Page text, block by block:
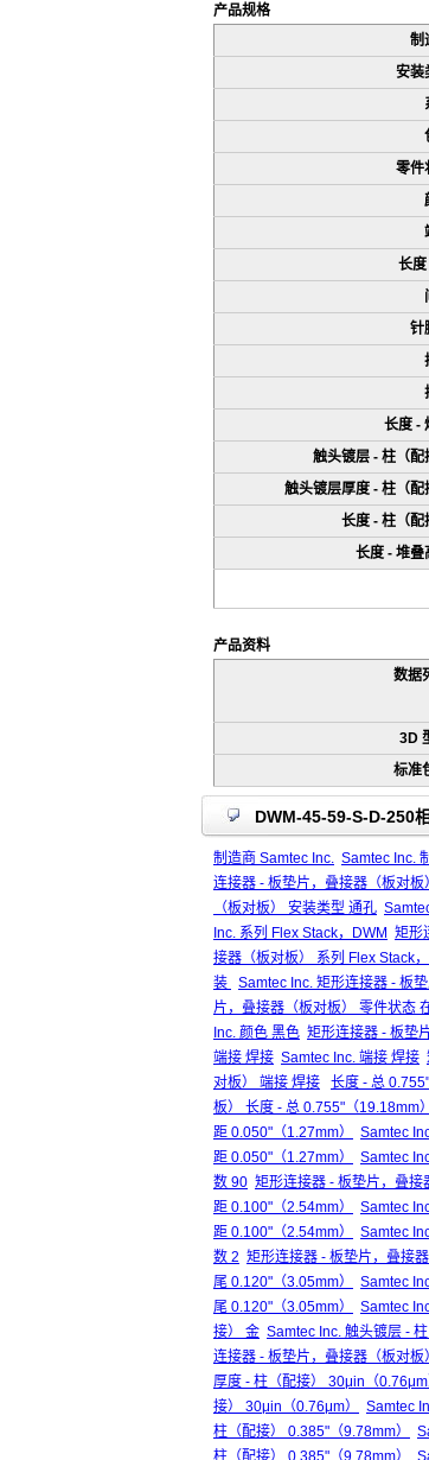
产品规格
制
安装
零件
长
针
长度 -
触头镀层 - 柱（配
触头镀层厚度 - 柱（配
长度 - 柱（配
长度 - 堆叠
产品资料
数据
3D
标准
DWM-45-59-S-D-250
制造商 Samtec Inc. Samtec Inc.
连接器 - 板垫片，叠接器（板对
（板对板） 安装类型 通孔
Inc. 系列 Flex Stack，DWM 矩形
接器（板对板） 系列 Flex Stack
装
Samtec Inc. 矩形连接器 - 板
片，叠接器（板对板） 零件状态
Inc. 颜色 黑色 矩形连接器 - 板垫
端接 焊接 Samtec Inc. 端接 焊接
对板） 端接 焊接
长度 - 总
板） 长度 - 总 0.755"（19.18mm）
距 0.050"（1.27mm）
Samtec
距 0.050"（1.27mm）
Samtec
数 90 矩形连接器 - 板垫片，叠
距 0.100"（2.54mm）
Samtec
距 0.100"（2.54mm）
Samtec
数 2 矩形连接器 - 板垫片，叠接
尾 0.120"（3.05mm）
Samtec
尾 0.120"（3.05mm）
Samtec
接） 金 Samtec Inc. 触头镀层 -
连接器 - 板垫片，叠接器（板对
厚度 - 柱（配接） 30μin（0.76μm
接） 30μin（0.76μm）
Samtec
柱（配接） 0.385"（9.78mm）
柱（配接） 0.385"（9.78mm）